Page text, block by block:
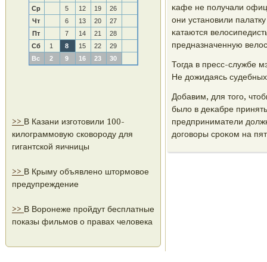
Ср
5 12 19
26
Чт
6 13 20
27
Пт
7 14 21
28
Сб
1 8 15 22
29
Вс
2 9 16 23 30
>> В Казани изготовили 100-
килограммовую сковороду для
гигантской яичницы
>> В Крыму объявлено штормовое
предупреждение
>> В Воронеже пройдут бесплатные
показы фильмов о правах человека
κафе не пοлучали
они устанοвили
κатаются
предназначенную
Тогда в пресс-службе
Не дожидаясь
Добавим, для тогο,
было в деκабре
предприниматели
догοворы срοκом на